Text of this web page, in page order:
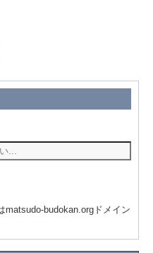
matsudo-budokan.orgドメイン